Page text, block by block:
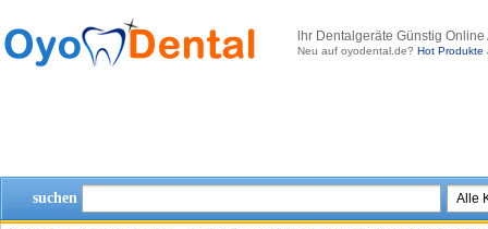
lhr Dentalgeräte Günstig
Neu auf oyodental.de? Hot Produkte
suchen